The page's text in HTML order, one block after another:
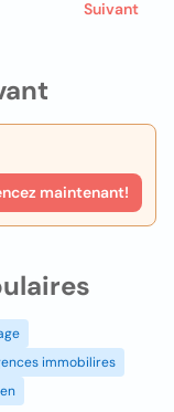
maintenant!
Suivant
immobilires